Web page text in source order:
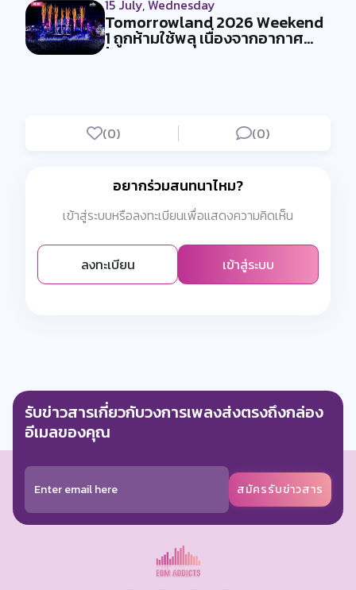
15 July, Wednesday
Tomorrowland 2026 Weekend
1 ถูกห้ามใช้พลุ เนื่องจากอากาศ
ร้อน...
(0) (0)
อยากร่วมสนทนาไหม?
เข้าสู่ระบบหรือลงทะเบียนเพื่อแสดงความคิดเห็น
ลงทะเบียน เข้าสู่ระบบ
รับข่าวสารเกี่ยวกับวงการเพลงส่งตรงถึงกล่อง
อีเมลของคุณ
สมัครรับข่าวสาร